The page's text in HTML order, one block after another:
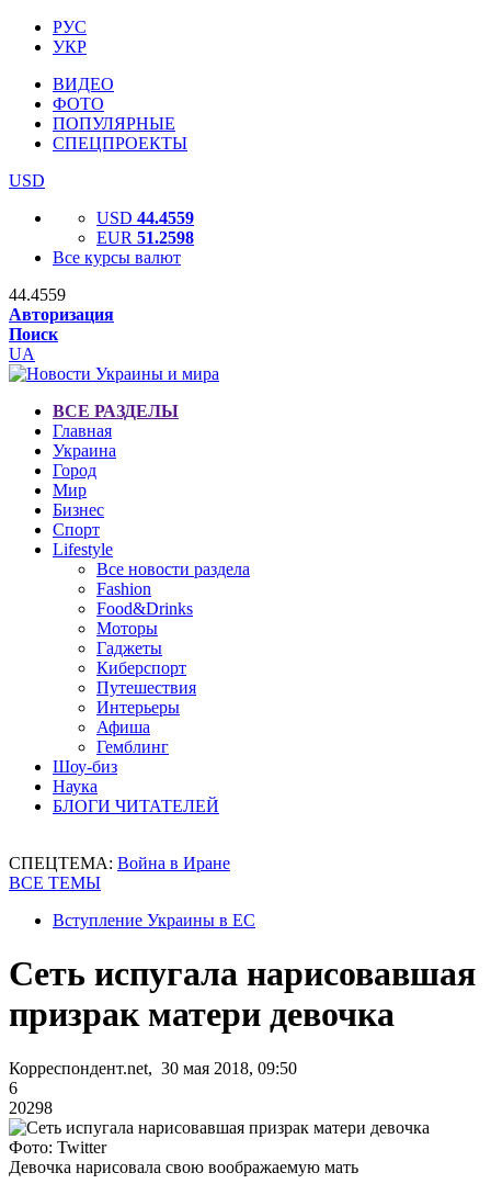
РУС
УКР
ВИДЕО
ФОТО
ПОПУЛЯРНЫЕ
СПЕЦПРОЕКТЫ
USD
USD 44.4559
EUR 51.2598
Все курсы валют
44.4559
Авторизация
Поиск
UA
ВСЕ РАЗДЕЛЫ
Главная
Украина
Город
Мир
Бизнес
Спорт
Lifestyle
Все новости раздела
Fashion
Food&Drinks
Моторы
Гаджеты
Киберспорт
Путешествия
Интерьеры
Афиша
Гемблинг
Шоу-биз
Наука
БЛОГИ ЧИТАТЕЛЕЙ
СПЕЦТЕМА: Война в Иране
ВСЕ ТЕМЫ
Вступление Украины в ЕС
Сеть испугала нарисовавшая
призрак матери девочка
Корреспондент.net, 30 мая 2018, 09:50
6
20298
Фото: Twitter
Девочка нарисовала свою воображаемую мать